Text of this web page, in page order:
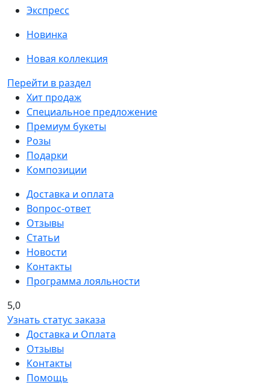
Экспресс
Новинка
Новая коллекция
Перейти в раздел
Хит продаж
Специальное предложение
Премиум букеты
Розы
Подарки
Композиции
Доставка и оплата
Вопрос-ответ
Отзывы
Статьи
Новости
Контакты
Программа лояльности
5,0
Узнать статус заказа
Доставка и Оплата
Отзывы
Контакты
Помощь